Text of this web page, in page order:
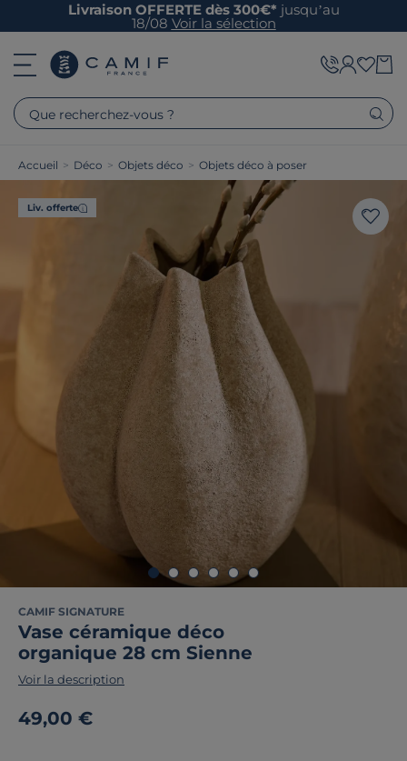
Livraison OFFERTE dès 300€* jusqu’au
18/08 Voir la sélection
Que recherchez-vous ?
Accueil > Déco > Objets déco > Objets déco à poser
Liv. offerte
CAMIF SIGNATURE
Vase céramique déco
organique 28 cm Sienne
Voir la description
49,00 €